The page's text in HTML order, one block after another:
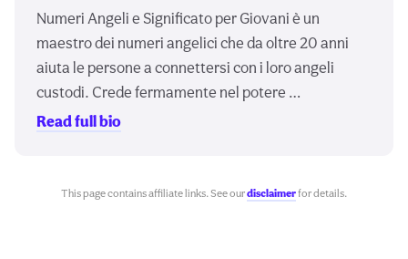
Numeri Angeli e Significato per Giovani è un
maestro dei numeri angelici che da oltre 20 anni
aiuta le persone a connettersi con i loro angeli
custodi. Crede fermamente nel potere …
Read full bio
This page contains affiliate links. See ourdisclaimerfor details.